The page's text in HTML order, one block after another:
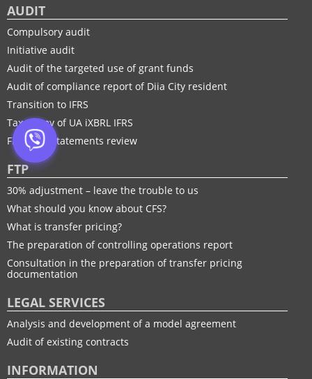
AUDIT
Compulsory audit
Initiative audit
Audit of the targeted use of grant funds
Audit of compliance report of Diia City resident
Transition to IFRS
Taxonomy of UA іXBRL IFRS
Financial statements review
FTP
30% adjustment – leave the trouble to us
What should you know about CFS?
What is transfer pricing?
The preparation of controlling operations report
Consultation in the preparation of transfer pricing
documentation
LEGAL SERVICES
Analysis and development of a model agreement
Audit of existing contracts
INFORMATION